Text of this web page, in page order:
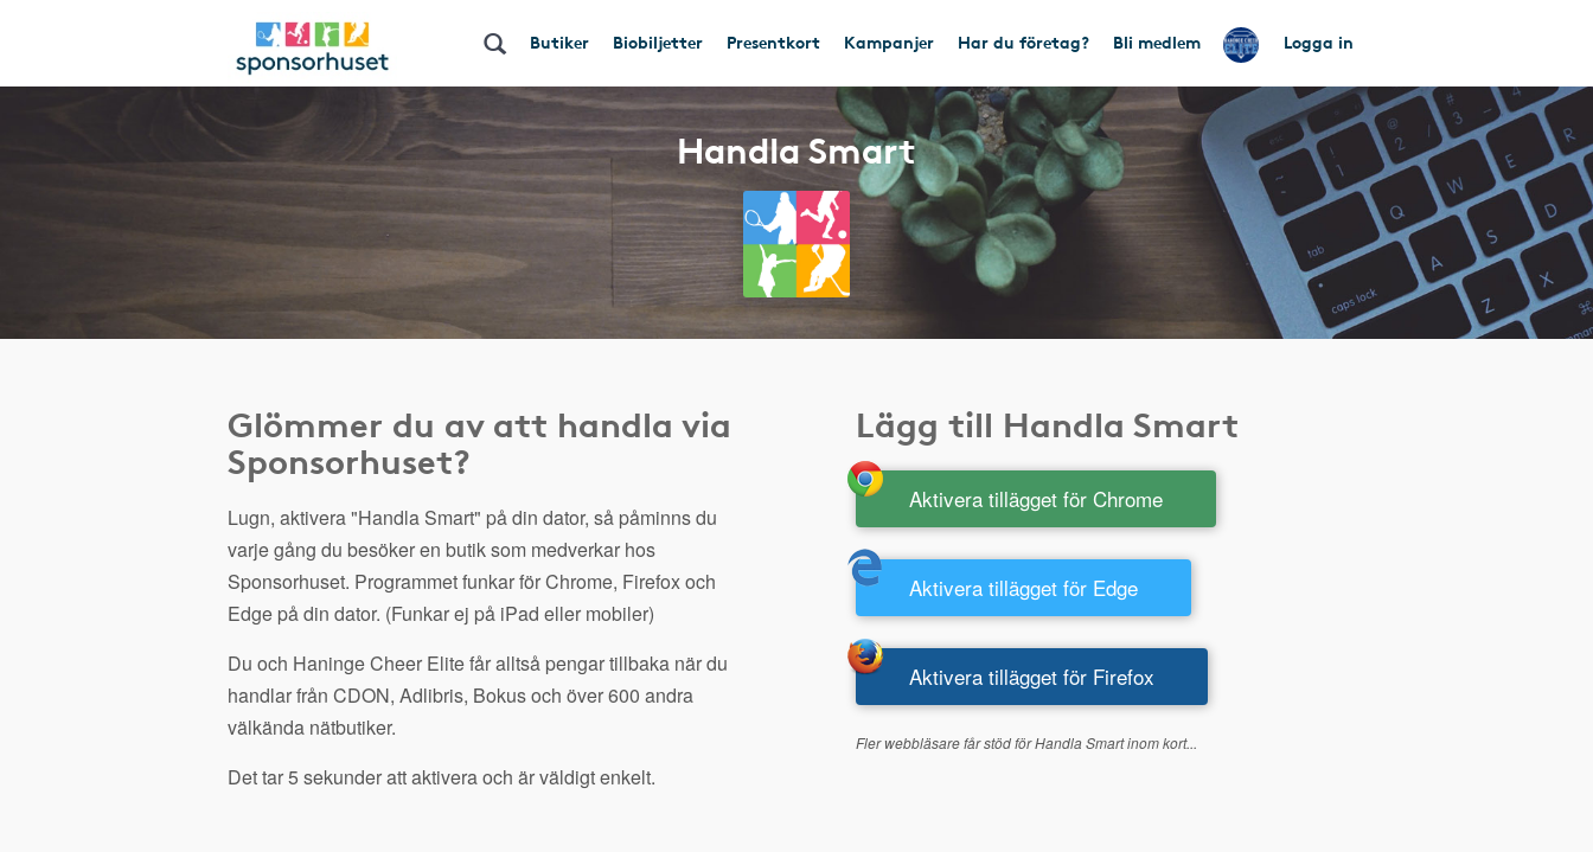
Butiker Biobiljetter Presentkort Kampanjer Har du företag? Bli medlem Logga in
Handla Smart
Glömmer du av att handla via
Sponsorhuset?
Lugn, aktivera "Handla Smart" på din dator, så påminns du
varje gång du besöker en butik som medverkar hos
Sponsorhuset. Programmet funkar för Chrome, Firefox och
Edge på din dator. (Funkar ej på iPad eller mobiler)
Du och Haninge Cheer Elite får alltså pengar tillbaka när du
handlar från CDON, Adlibris, Bokus och över 600 andra
välkända nätbutiker.
Det tar 5 sekunder att aktivera och är väldigt enkelt.
Lägg till Handla Smart
Aktivera tillägget för Chrome
Aktivera tillägget för Edge
Aktivera tillägget för Firefox
Fler webbläsare får stöd för Handla Smart inom kort...